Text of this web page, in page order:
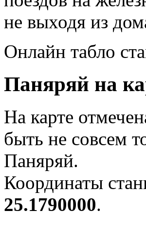
не выходя из
Онлайн табло
Паняряй на
На карте
быть не совсем
Паняряй.
Координаты
25.1790000.